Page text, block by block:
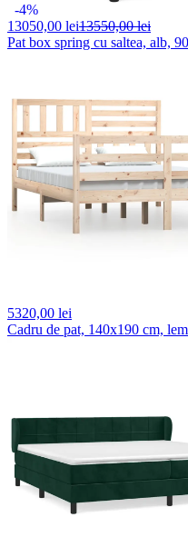
-4%
13050,00 lei13550,00 lei
Pat box spring cu saltea, alb,
5320,00 lei
Cadru de pat, 140x190 cm,